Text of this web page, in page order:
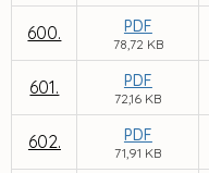
600. PDF
78,72 KB
601. PDF
72,16 KB
602. PDF
71,91 KB